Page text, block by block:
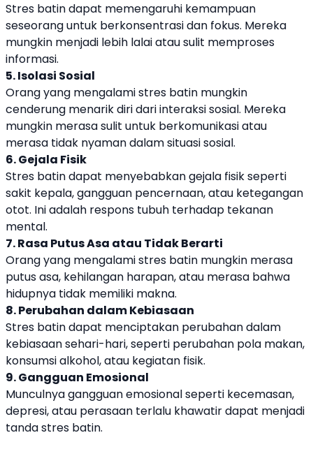
Stres batin dapat memengaruhi kemampuan
seseorang untuk berkonsentrasi dan fokus. Mereka
mungkin menjadi lebih lalai atau sulit memproses
informasi.
5. Isolasi Sosial
Orang yang mengalami stres batin mungkin
cenderung menarik diri dari interaksi sosial. Mereka
mungkin merasa sulit untuk berkomunikasi atau
merasa tidak nyaman dalam situasi sosial.
6. Gejala Fisik
Stres batin dapat menyebabkan gejala fisik seperti
sakit kepala, gangguan pencernaan, atau ketegangan
otot. Ini adalah respons tubuh terhadap tekanan
mental.
7. Rasa Putus Asa atau Tidak Berarti
Orang yang mengalami stres batin mungkin merasa
putus asa, kehilangan harapan, atau merasa bahwa
hidupnya tidak memiliki makna.
8. Perubahan dalam Kebiasaan
Stres batin dapat menciptakan perubahan dalam
kebiasaan sehari-hari, seperti perubahan pola makan,
konsumsi alkohol, atau kegiatan fisik.
9. Gangguan Emosional
Munculnya gangguan emosional seperti kecemasan,
depresi, atau perasaan terlalu khawatir dapat menjadi
tanda stres batin.